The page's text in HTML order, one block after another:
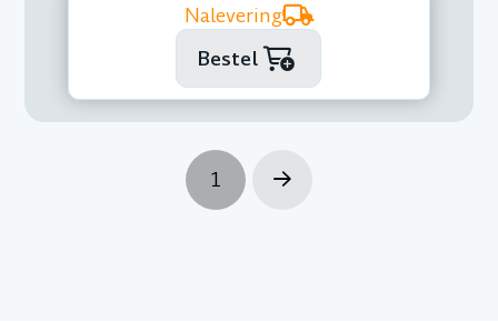
Nalevering
Bestel
1 Next